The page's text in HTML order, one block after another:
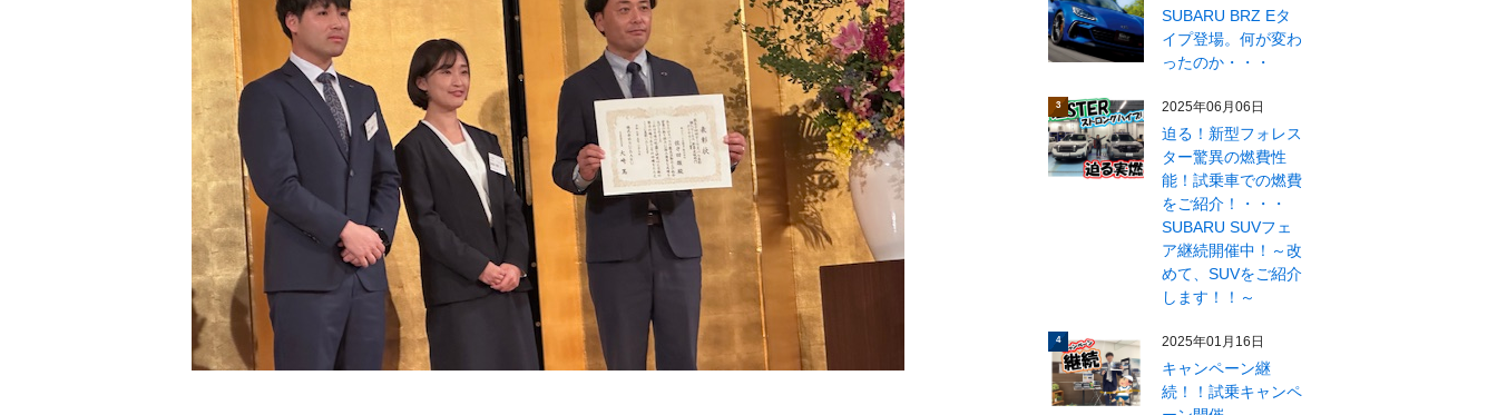
SUBARU BRZ Eタ
イプ登場。何が変わ
ったのか・・・
3 2025年06月06日
迫る！新型フォレス
ター驚異の燃費性
能！試乗車での燃費
をご紹介！・・・
SUBARU SUVフェ
ア継続開催中！～改
めて、SUVをご紹介
します！！～
4 2025年01月16日
キャンペーン継
続！！試乗キャンペ